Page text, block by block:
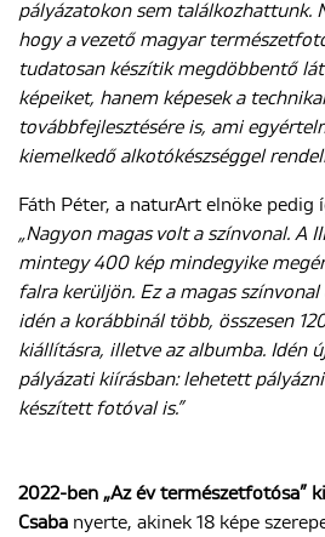
pályázatokon sem találkozhattunk.
hogy a vezető magyar
tudatosan készítik megdöbbentő
képeiket, hanem képesek a
továbbfejlesztésére is, ami
kiemelkedő alkotókészséggel
Fáth Péter, a naturArt elnöke pedig
„Nagyon magas volt a színvonal. A
mintegy 400 kép mindegyike
falra kerüljön. Ez a magas
idén a korábbinál több, összesen
kiállításra, illetve az albumba. Idén
pályázati kiírásban: lehetett
készített fotóval is.”
2022-ben „Az év természetfotósa”
Csaba nyerte, akinek 18 képe